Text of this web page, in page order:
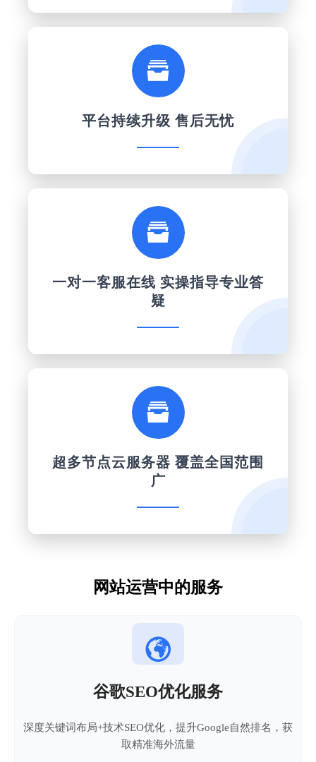

平台持续升级 售后无忧

一对一客服在线 实操指导专业答
疑

超多节点云服务器 覆盖全国范围
广
网站运营中的服务

谷歌SEO优化服务
深度关键词布局+技术SEO优化，提升Google自然排名，获
取精准海外流量